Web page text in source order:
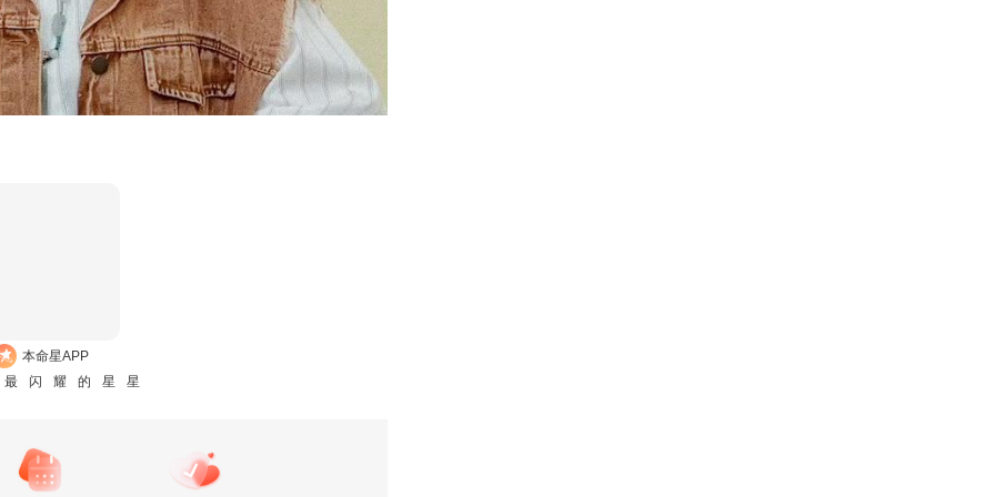
本命星APP
闪耀的星星